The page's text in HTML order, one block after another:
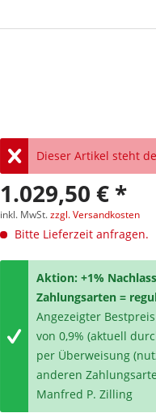
Dieser Artikel steht
1.029,50 € *
inkl. MwSt.zzgl. Versandkosten
Bitte Lieferzeit anfragen.
Aktion: +1%
Zahlungsarten =
Angezeigter
von 0,9% (aktuell
per Überweisung
anderen
Manfred P. Zilling